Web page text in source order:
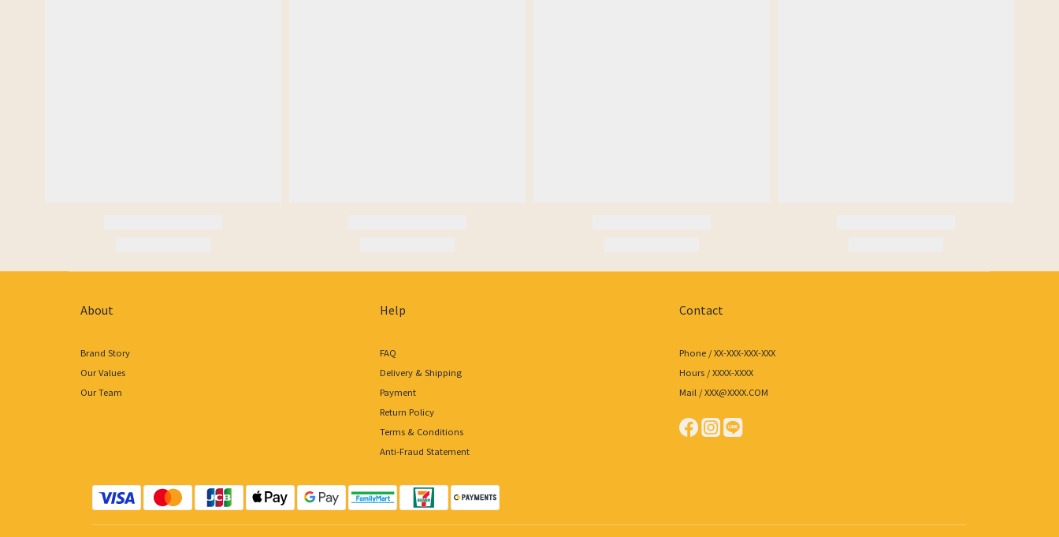
About
Brand Story
Our Values
Our Team
Help
FAQ
Delivery & Shipping
Payment
Return Policy
Terms & Conditions
Anti-Fraud Statement
Contact
Phone / XX-XXX-XXX-XXX
Hours / XXXX-XXXX
Mail / XXX@XXXX.COM